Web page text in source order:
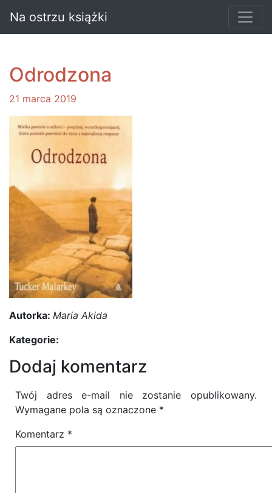
Na ostrzu książki
Odrodzona
21 marca 2019
Autorka: Maria Akida
Kategorie:
Dodaj komentarz
Twój adres e-mail nie zostanie opublikowany.
Wymagane pola są oznaczone *
Komentarz *